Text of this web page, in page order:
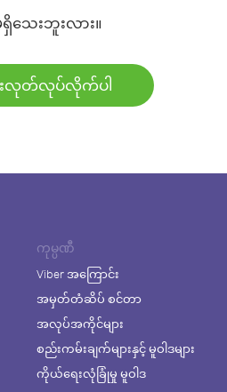
ရှိသေးဘူးလား။
းလုတ်လုပ်လိုက်ပါ
ကုမ္ပဏီ
Viber အကြောင်း
အမှတ်တံဆိပ် စင်တာ
အလုပ်အကိုင်များ
စည်းကမ်းချက်များနှင့် မူဝါဒများ
ကိုယ်ရေးလုံခြုံမှု မူဝါဒ